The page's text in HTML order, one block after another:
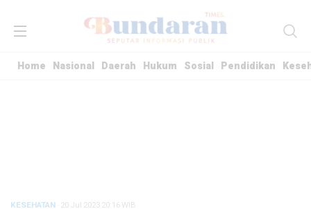
Home Nasional Daerah Hukum Sosial Pendidikan
KESEHATAN · 20 Jul 202320:16WIB